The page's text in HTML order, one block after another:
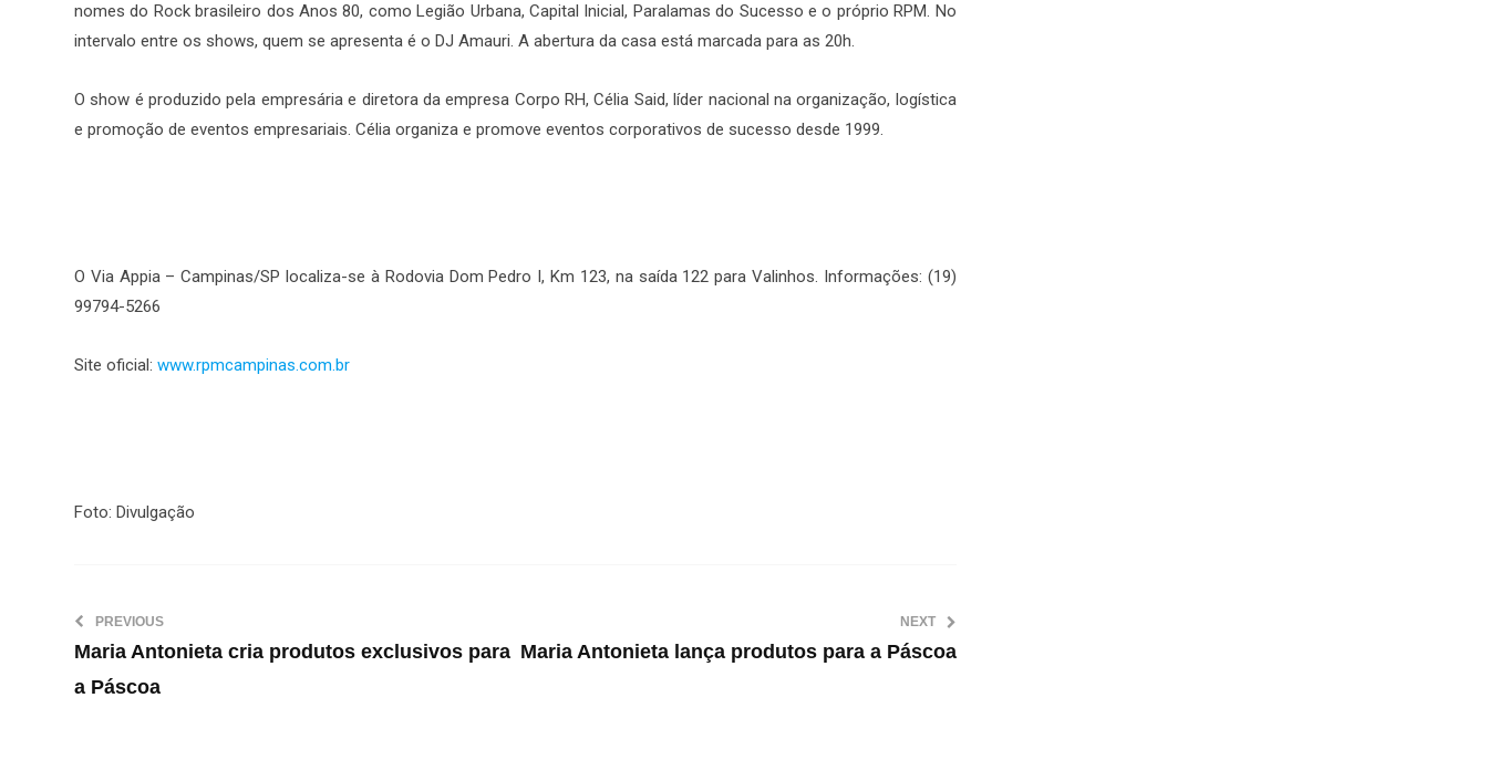
nomes do Rock brasileiro dos Anos 80, como Legião Urbana, Capital Inicial, Paralamas do Sucesso e o próprio RPM. No
intervalo entre os shows, quem se apresenta é o DJ Amauri. A abertura da casa está marcada para as 20h.
O show é produzido pela empresária e diretora da empresa Corpo RH, Célia Said, líder nacional na organização, logística
e promoção de eventos empresariais. Célia organiza e promove eventos corporativos de sucesso desde 1999.
O Via Appia – Campinas/SP localiza-se à Rodovia Dom Pedro I, Km 123, na saída 122 para Valinhos. Informações: (19)
99794-5266
Site oficial: www.rpmcampinas.com.br
Foto: Divulgação
PREVIOUS
Maria Antonieta cria produtos exclusivos para
a Páscoa
NEXT
Maria Antonieta lança produtos para a Páscoa